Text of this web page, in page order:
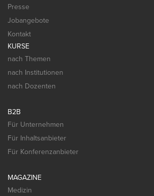
Presse
Jobangebote
Kontakt
KURSE
nach Themen
nach Institutionen
nach Dozenten
B2B
Für Unternehmen
Für Inhaltsanbieter
Für Konferenzanbieter
MAGAZINE
Medizin